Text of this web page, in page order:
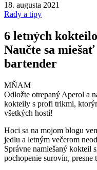
18. augusta 2021
Rady a tipy
6 letných
Naučte sa
bartender
MŇAM
Odložte otrepaný Aperol a
kokteily s profi trikmi,
všetkých hostí!
Hoci sa na mojom blogu
jedlu a letným večerom
Správne namiešaný kokteil
pochopenie surovín, presne